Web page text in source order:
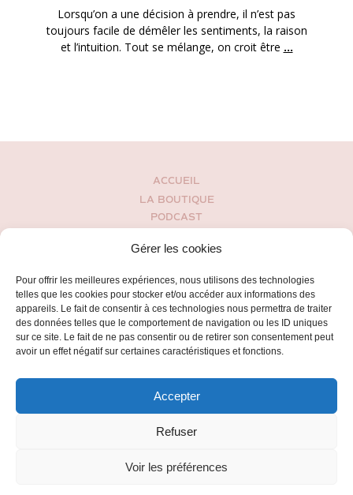
Gérer les cookies
Pour offrir les meilleures expériences, nous utilisons des technologies
telles que les cookies pour stocker et/ou accéder aux informations des
appareils. Le fait de consentir à ces technologies nous permettra de traiter
des données telles que le comportement de navigation ou les ID uniques
sur ce site. Le fait de ne pas consentir ou de retirer son consentement peut
avoir un effet négatif sur certaines caractéristiques et fonctions.
Accepter
Refuser
Voir les préférences
Lorsqu’on a une décision à prendre, il n’est pas
toujours facile de démêler les sentiments, la raison
et l’intuition. Tout se mélange, on croit être ...
ACCUEIL
LA BOUTIQUE
PODCAST
BLOG
CONDITIONS GÉNÉRALES DE VENTES
POLITIQUE DE CONFIDENTIALITÉ
CONTACT
2016 - 2025 jennablossoms.com - Tous droits réservés.